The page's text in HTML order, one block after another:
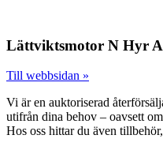
Lättviktsmotor N Hyr
Till webbsidan »
Vi är en auktoriserad
utifrån dina behov – oavsett
Hos oss hittar du även